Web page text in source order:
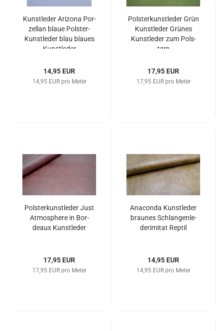
Kunst­le­der Ari­zo­na Por­
zel­lan blaue Polster-​​
Kunst­le­der blau blau­es
Kunst­le­der
14,95 EUR
14,95 EUR pro Meter
Pols­ter­kunst­le­der Grün
Kunst­le­der Grü­nes
Kunst­le­der zum Pols­
tern
17,95 EUR
17,95 EUR pro Meter
Pols­ter­kunst­le­der Just
At­mo­s­phe­re in Bor­
deaux Kunst­le­der
17,95 EUR
17,95 EUR pro Meter
Ana­con­da Kunst­le­der
brau­nes Schlan­gen­le­
der­imi­tat Rep­til
14,95 EUR
14,95 EUR pro Meter